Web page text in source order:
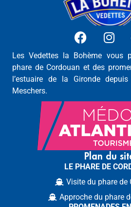
Les Vedettes la Bohème vous
phare de Cordouan et des
l’estuaire de la Gironde
Meschers.
Plan du
LE PHARE DE
Visite du phare de
Approche du phare